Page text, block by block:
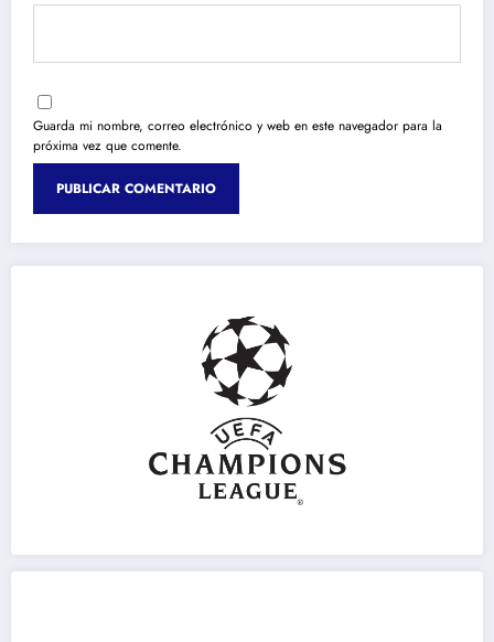
Guarda mi nombre, correo electrónico y web en este navegador para la
próxima vez que comente.